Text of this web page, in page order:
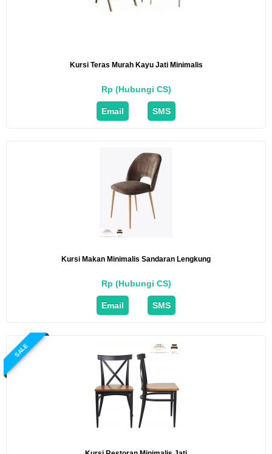
Kursi Teras Murah Kayu Jati Minimalis
Rp (Hubungi CS)
Email SMS
Kursi Makan Minimalis Sandaran Lengkung
Rp (Hubungi CS)
Email SMS
SALE